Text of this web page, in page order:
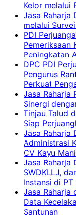
Kelor melalui
Jasa Raharja
melalui
PDI
Pemeriksaan
Peningkatan
DPC PDI
Pengurus
Perkuat
Jasa Raharja
Sinergi
Tinjau Talud
Siap
Jasa Raharja
Administrasi
CV Kayu
Jasa Raharja
SWDKLLJ,
Instansi di
Jasa Raharja
Data
Santunan